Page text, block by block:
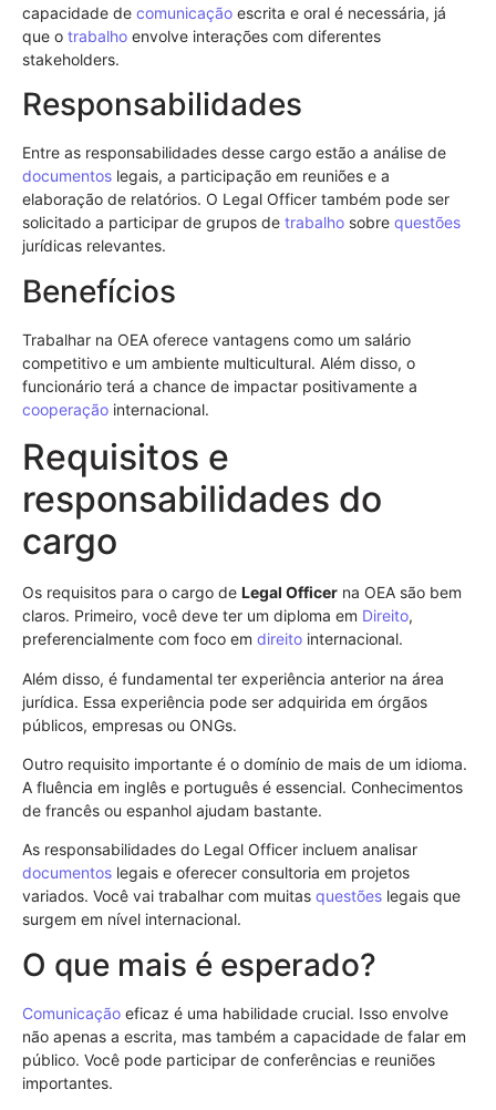
capacidade de comunicação escrita e oral é necessária, já
que o trabalho envolve interações com diferentes
stakeholders.
Responsabilidades
Entre as responsabilidades desse cargo estão a análise de
documentos legais, a participação em reuniões e a
elaboração de relatórios. O Legal Officer também pode ser
solicitado a participar de grupos de trabalho sobre questões
jurídicas relevantes.
Benefícios
Trabalhar na OEA oferece vantagens como um salário
competitivo e um ambiente multicultural. Além disso, o
funcionário terá a chance de impactar positivamente a
cooperação internacional.
Requisitos e
responsabilidades do
cargo
Os requisitos para o cargo de Legal Officer na OEA são bem
claros. Primeiro, você deve ter um diploma em Direito,
preferencialmente com foco em direito internacional.
Além disso, é fundamental ter experiência anterior na área
jurídica. Essa experiência pode ser adquirida em órgãos
públicos, empresas ou ONGs.
Outro requisito importante é o domínio de mais de um idioma.
A fluência em inglês e português é essencial. Conhecimentos
de francês ou espanhol ajudam bastante.
As responsabilidades do Legal Officer incluem analisar
documentos legais e oferecer consultoria em projetos
variados. Você vai trabalhar com muitas questões legais que
surgem em nível internacional.
O que mais é esperado?
Comunicação eficaz é uma habilidade crucial. Isso envolve
não apenas a escrita, mas também a capacidade de falar em
público. Você pode participar de conferências e reuniões
importantes.